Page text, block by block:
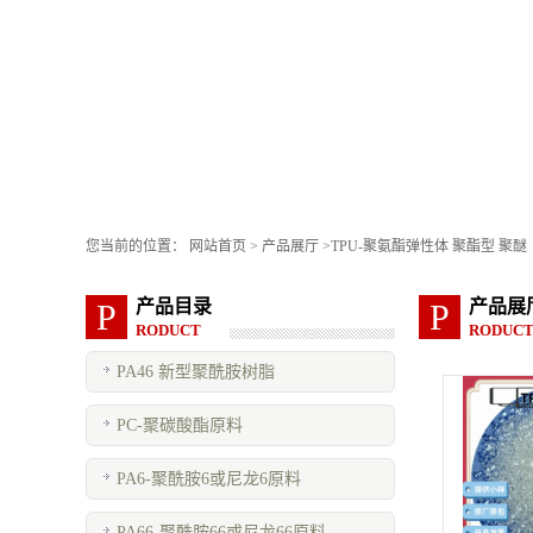
您当前的位置： 网站首页 > 产品展厅 >TPU-聚氨酯弹性体 聚酯型 聚醚
P 产品目录
RODUCT
PA46 新型聚酰胺树脂
PC-聚碳酸酯原料
PA6-聚酰胺6或尼龙6原料
P 产品展
RODUCT